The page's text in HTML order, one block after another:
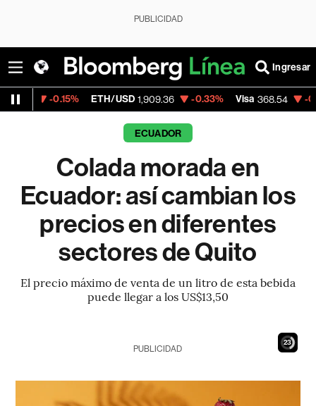
PUBLICIDAD
Ingresar
ETH/USD 1,909.36 -0.33% Visa 368.54 -0.28%
ECUADOR
Colada morada en
Ecuador: así cambian los
precios en diferentes
sectores de Quito
El precio máximo de venta de un litro de esta bebida
puede llegar a los US$13,50
21
PUBLICIDAD